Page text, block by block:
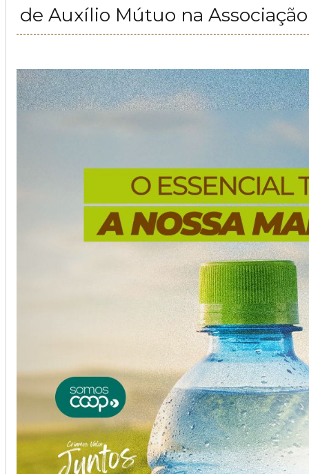
de Auxílio Mútuo na